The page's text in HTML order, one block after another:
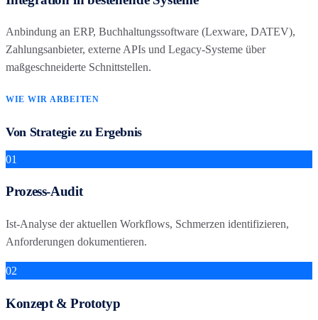
Anbindung an ERP, Buchhaltungssoftware (Lexware, DATEV),
Zahlungsanbieter, externe APIs und Legacy-Systeme über
maßgeschneiderte Schnittstellen.
WIE WIR ARBEITEN
Von Strategie zu Ergebnis
01
Prozess-Audit
Ist-Analyse der aktuellen Workflows, Schmerzen identifizieren,
Anforderungen dokumentieren.
02
Konzept & Prototyp